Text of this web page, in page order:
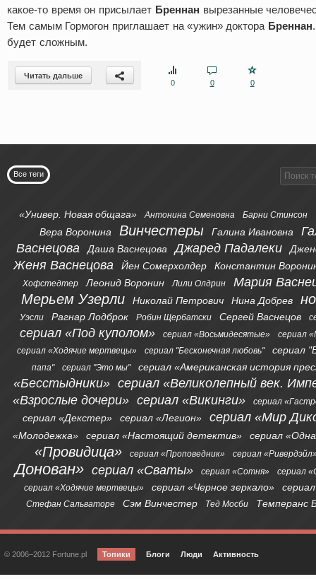
какое-то время он присылает Бреннан вырезанные
Тем самым Гормогон приглашает на «ужин» доктора Бреннан
будет сложным.
Читать дальше
0
0 0
Все теги
«Универ. Новая общага» Антонина Семеновна Барни Стинсон
Вера Воронина Винчестеры Галина Ивановна
Васнецова
Даша Васнецова Джаред Падалеки
Женя Васнецова Йен Сомерхолдер Константин
Хофстедтер Леонид Воронин Лили Олдрин Мария
Мерьем Узерли Николай Петрович Нина Добрев
Уэсли Рагнар Лодброк Робин Щербатски Сергей Васнецов
сериал «Под куполом» сериал «Восьмидесятые»
сериал
сериал «Ходячие мертвецы»
сериал "Бесконечная любовь" сериал
папа" сериал "Это мы" сериал «Американская история
«Бесстыдники» сериал «Великолепный век.
«Взрослые дочери» сериал «Викинги» сериал
сериал «Декстер» сериал «Легион» сериал «Мир
«Молодежка» сериал «Настоящий детектив» сериал
«Провидица» сериал «Проповедник» сериал
Донован» сериал «Сваты» сериал «Сотня»
сериал
сериал «Ходячие мертвецы»
сериал «Черное зеркало»
Стефан Сальваторе Сэм Винчестер Тед Мосби Темперанс
© 2006–2012 Fortune.pl Топики Блоги Люди Активность